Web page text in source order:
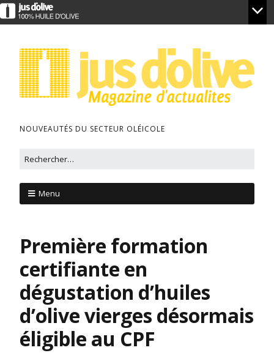
NOUVEAUTÉS DU SECTEUR OLÉICOLE
Menu
Première formation
certifiante en
dégustation d’huiles
d’olive vierges désormais
éligible au CPF